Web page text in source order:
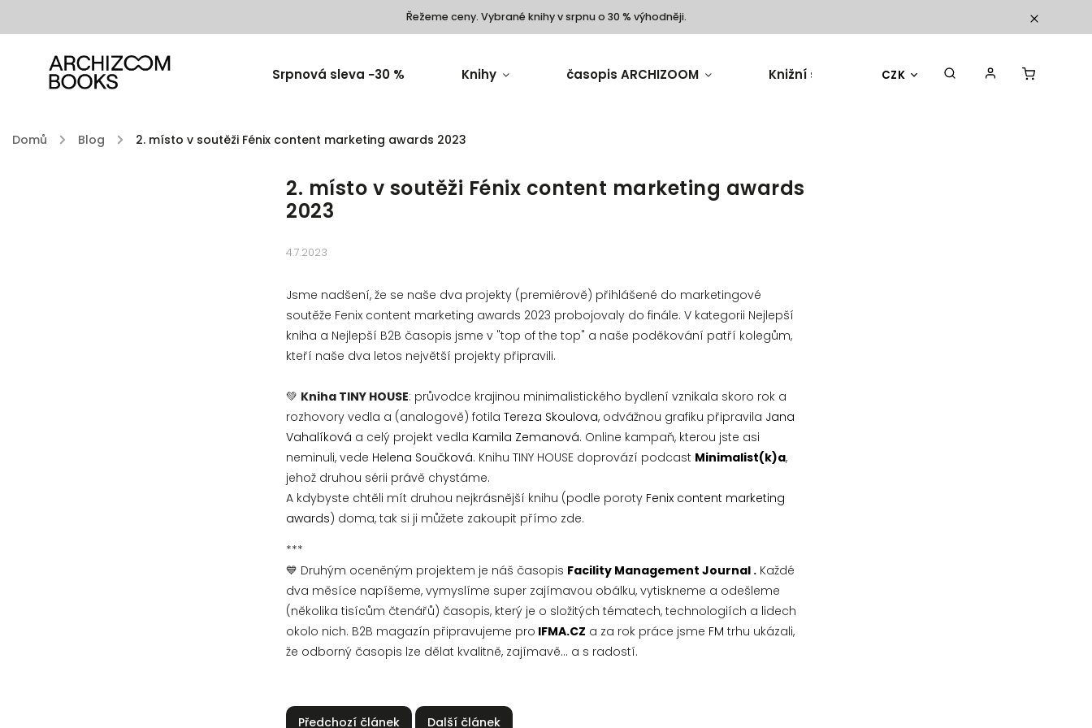
Řežeme ceny. Vybrané knihy v srpnu o 30 % výhodněji.
CZK
Srpnová sleva −30 % Knihy časopis ARCHIZOOM Knižní sety Dárky a doplňky
Domů / Blog / 2. místo v soutěži Fénix content marketing awards 2023
2. místo v soutěži Fénix content marketing awards
2023
4.7.2023
Jsme nadšení, že se naše dva projekty (premiérově) přihlášené do marketingové
soutěže Fenix content marketing awards 2023 probojovaly do finále. V kategorii Nejlepší
kniha a Nejlepší B2B časopis jsme v "top of the top" a naše poděkování patří kolegům,
kteří naše dva letos největší projekty připravili.
💚 Kniha TINY HOUSE: průvodce krajinou minimalistického bydlení vznikala skoro rok a
rozhovory vedla a (analogově) fotila Tereza Skoulova, odvážnou grafiku připravila Jana
Vahalíková a celý projekt vedla Kamila Zemanová. Online kampaň, kterou jste asi
neminuli, vede Helena Součková. Knihu TINY HOUSE doprovází podcast Minimalist(k)a,
jehož druhou sérii právě chystáme.
A kdybyste chtěli mít druhou nejkrásnější knihu (podle poroty Fenix content marketing
awards) doma, tak si ji můžete zakoupit přímo zde.
***
💙 Druhým oceněným projektem je náš časopis Facility Management Journal . Každé
dva měsíce napíšeme, vymyslíme super zajímavou obálku, vytiskneme a odešleme
(několika tisícům čtenářů) časopis, který je o složitých tématech, technologiích a lidech
okolo nich. B2B magazín připravujeme pro IFMA.CZ a za rok práce jsme FM trhu ukázali,
že odborný časopis lze dělat kvalitně, zajímavě... a s radostí.
Předchozí článek Další článek